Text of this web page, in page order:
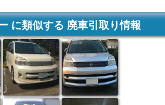
に類似する 廃車引取り情報